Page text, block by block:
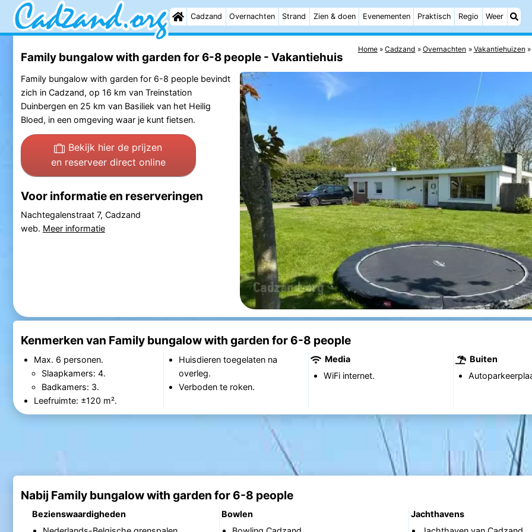
Cadzand Overnachten Strand Zien & doen Evenementen Praktisch Regio Weer
Home Cadzand Overnachten Vakantiehuizen
Family bungalow with garden for 6-8 people - Vakantiehuis
Family bungalow with garden for 6-8 people bevindt
zich in Cadzand, op 16 km van Treinstation
Duinbergen en 25 km van Basiliek van het Heilig
Bloed, in een omgeving waar je kunt fietsen.
Bekijk hier de prijzen
en reserveer direct online
Voor informatie en reserveringen
Nachtegalenstraat 7, Cadzand
web. Meer informatie
Kenmerken van Family bungalow with garden for 6-8 people
Max. 6 personen.
Slaapkamers: 4.
Badkamers: 3.
Leefruimte: ±120 m².
Huisdieren toegelaten na
overleg.
Verboden te roken.
Media
WiFi internet.
Buiten
Nabij Family bungalow with garden for 6-8 people
Bezienswaardigheden
Bowlen
Jachthavens